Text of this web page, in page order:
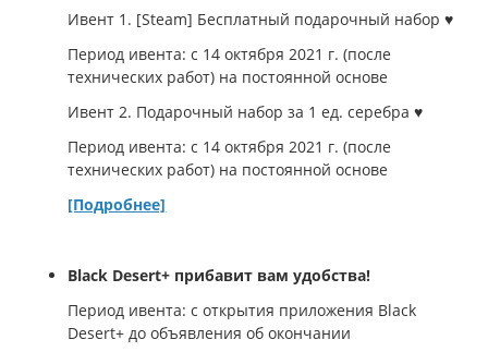
Ивент 1. [Steam] Бесплатный подарочный набор ♥
Период ивента: с 14 октября 2021 г. (после
технических работ) на постоянной основе
Ивент 2. Подарочный набор за 1 ед. серебра ♥
Период ивента: с 14 октября 2021 г. (после
технических работ) на постоянной основе
[Подробнее]
Black Desert+ прибавит вам удобства!
Период ивента: с открытия приложения Black
Desert+ до объявления об окончании